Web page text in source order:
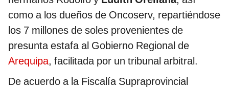
como a los dueños de Oncoserv, repartiéndose
los 7 millones de soles provenientes de
presunta estafa al Gobierno Regional de
Arequipa, facilitada por un tribunal arbitral.
De acuerdo a la Fiscalía Supraprovincial